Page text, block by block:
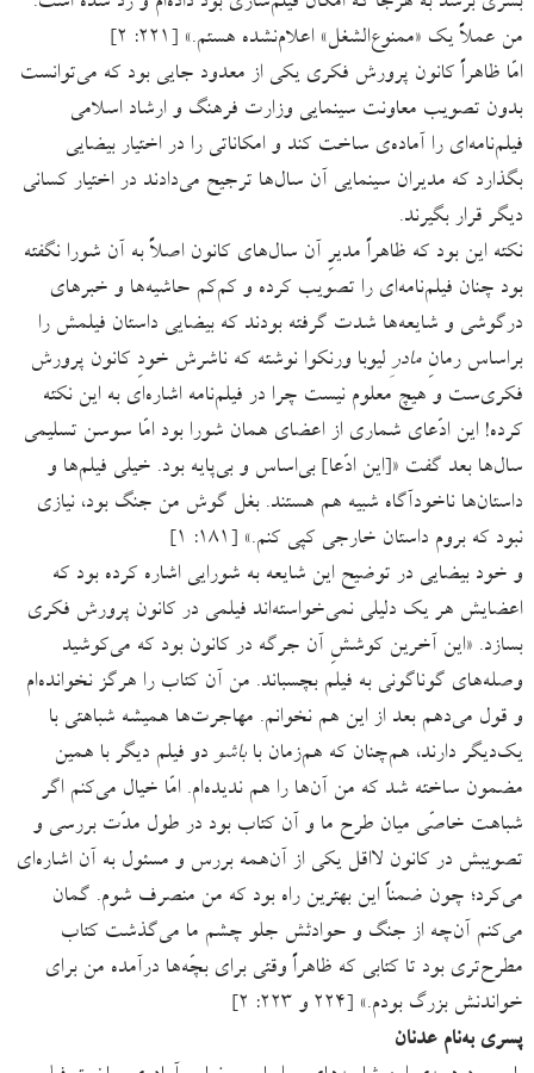
من عملاً یک «ممنوع‌الشغل» اعلام‌نشده هستم.» [۲۲۱: ۲]
امّا ظاهراً کانون پرورش فکری یکی از معدود جایی بود که می‌توانست
بدون تصویب معاونت سینمایی وزارت فرهنگ و ارشاد اسلامی
فیلم‌نامه‌ای را آماده‌ی ساخت کند و امکاناتی را در اختیار بیضایی
بگذارد که مدیران سینمایی آن سال‌ها ترجیح می‌دادند در اختیار کسانی
دیگر قرار بگیرند.
نکته این بود که ظاهراً مدیرِ آن سال‌های کانون اصلاً به آن شورا نگفته
بود چنان فیلم‌نامه‌ای را تصویب کرده و کم‌کم حاشیه‌ها و خبرهای
درگوشی و شایعه‌ها شدت گرفته بودند که بیضایی داستان فیلمش را
براساس رمانِمادرِ لیوبا ورنکوا نوشته که ناشرش خودِ کانون پرورش
فکری‌ست و هیچ معلوم نیست چرا در فیلم‌نامه‌ اشاره‌ای به این نکته
کرده! این ادّعای شماری از اعضای همان شورا بود امّا سوسن تسلیمی
سال‌ها بعد گفت «[این ادّعا] بی‌اساس و بی‌پایه بود. خیلی فیلم‌ها و
داستان‌ها ناخودآگاه شبیه هم هستند. بغل گوش من جنگ بود، نیازی
نبود که بروم داستان خارجی کپی کنم.» [۱۸۱: ۱]
و خود بیضایی در توضیح این شایعه به شورایی اشاره کرده بود که
اعضایش هر یک دلیلی نمی‌خواسته‌اند فیلمی در کانون پرورش فکری
بسازد. «این آخرین کوششِ آن جرگه در کانون بود که می‌کوشید
وصله‌های گوناگونی به فیلم بچسباند. من آن کتاب را هرگز نخوانده‌ام
و قول می‌دهم بعد از این هم نخوانم. مهاجرت‌ها همیشه شباهتی با
یک‌دیگر دارند، هم‌چنان که هم‌زمان باباشو دو فیلم دیگر با همین
مضمون ساخته شد که من آن‌ها را هم ندیده‌ام. امّا خیال می‌کنم اگر
شباهت خاصّی میان طرح ما و آن کتاب بود در طول مدّت بررسی و
تصویبش در کانون لااقل یکی از آن‌همه بررس و مسئول به آن اشاره‌ای
می‌کرد؛ چون ضمناً این بهترین راه بود که من منصرف شوم. گمان
می‌کنم آن‌چه از جنگ و حوادثش جلو چشم ما می‌گذشت کتاب
مطرح‌تری بود تا کتابی که ظاهراً وقتی برای بچّه‌ها درآمده من برای
خواندنش بزرگ بودم.» [۲۲۴ و ۲۲۳: ۲]
پسری به‌نام عدنان